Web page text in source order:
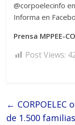
@corpoelecinfo
Informa en
Prensa MPPEE-
Post Views:
←
de 1.500